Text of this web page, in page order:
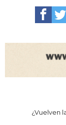
¿Vuelven